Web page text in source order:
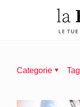
Categorie